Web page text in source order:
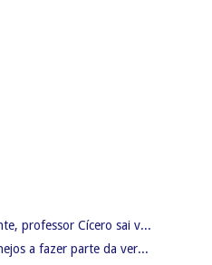
professor Cícero sai v...
a fazer parte da ver...